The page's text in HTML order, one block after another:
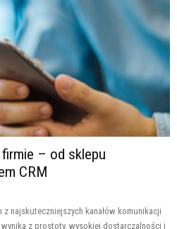
– od sklepu
CRM
z najskuteczniejszych kanałów komunikacji
z prostoty, wysokiej dostarczalności i